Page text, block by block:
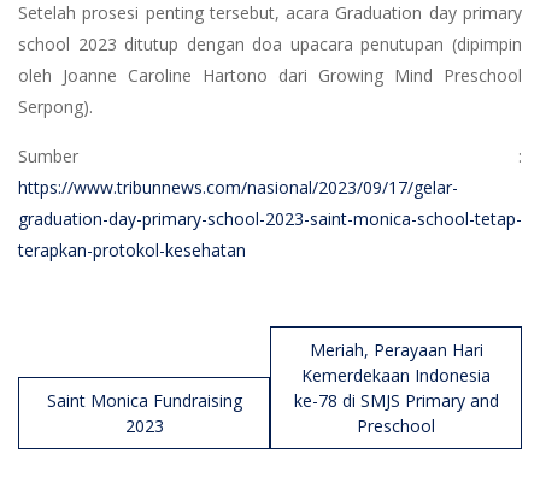
Setelah prosesi penting tersebut, acara Graduation day primary
school 2023 ditutup dengan doa upacara penutupan (dipimpin
oleh Joanne Caroline Hartono dari Growing Mind Preschool
Serpong).
Sumber :
https://www.tribunnews.com/nasional/2023/09/17/gelar-
graduation-day-primary-school-2023-saint-monica-school-tetap-
terapkan-protokol-kesehatan
navigation
Saint Monica Fundraising
2023
Meriah, Perayaan Hari
Kemerdekaan Indonesia
ke-78 di SMJS Primary and
Preschool